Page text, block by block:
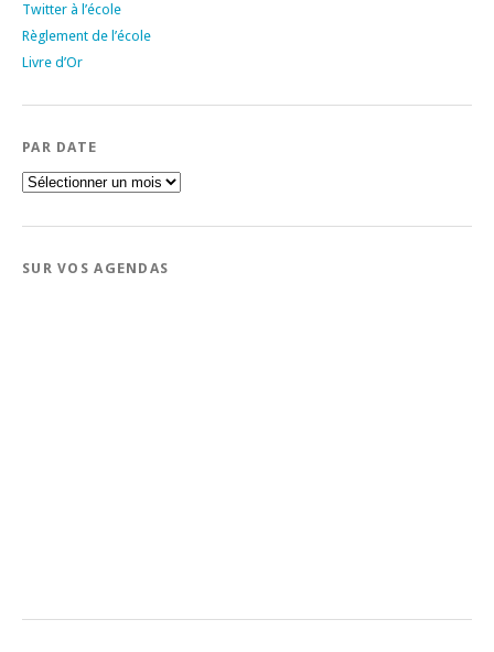
Twitter à l’école
Règlement de l’école
Livre d’Or
PAR DATE
Par
date
SUR VOS AGENDAS